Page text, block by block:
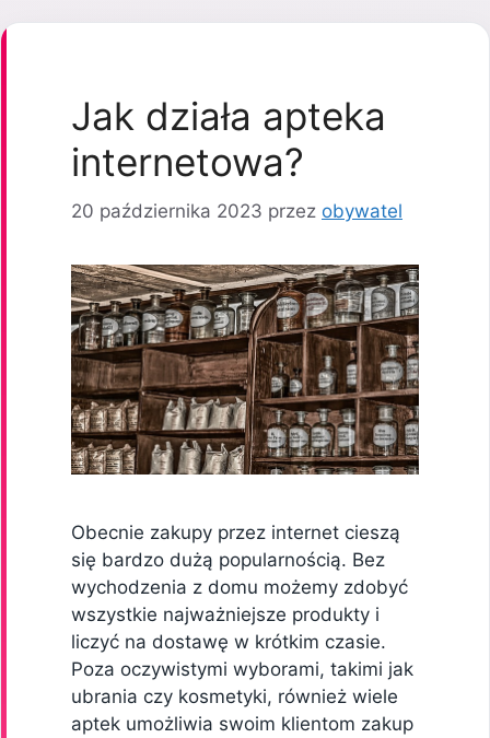
Jak działa apteka
internetowa?
20 października 2023 przez obywatel
Obecnie zakupy przez internet cieszą
się bardzo dużą popularnością. Bez
wychodzenia z domu możemy zdobyć
wszystkie najważniejsze produkty i
liczyć na dostawę w krótkim czasie.
Poza oczywistymi wyborami, takimi jak
ubrania czy kosmetyki, również wiele
aptek umożliwia swoim klientom zakup